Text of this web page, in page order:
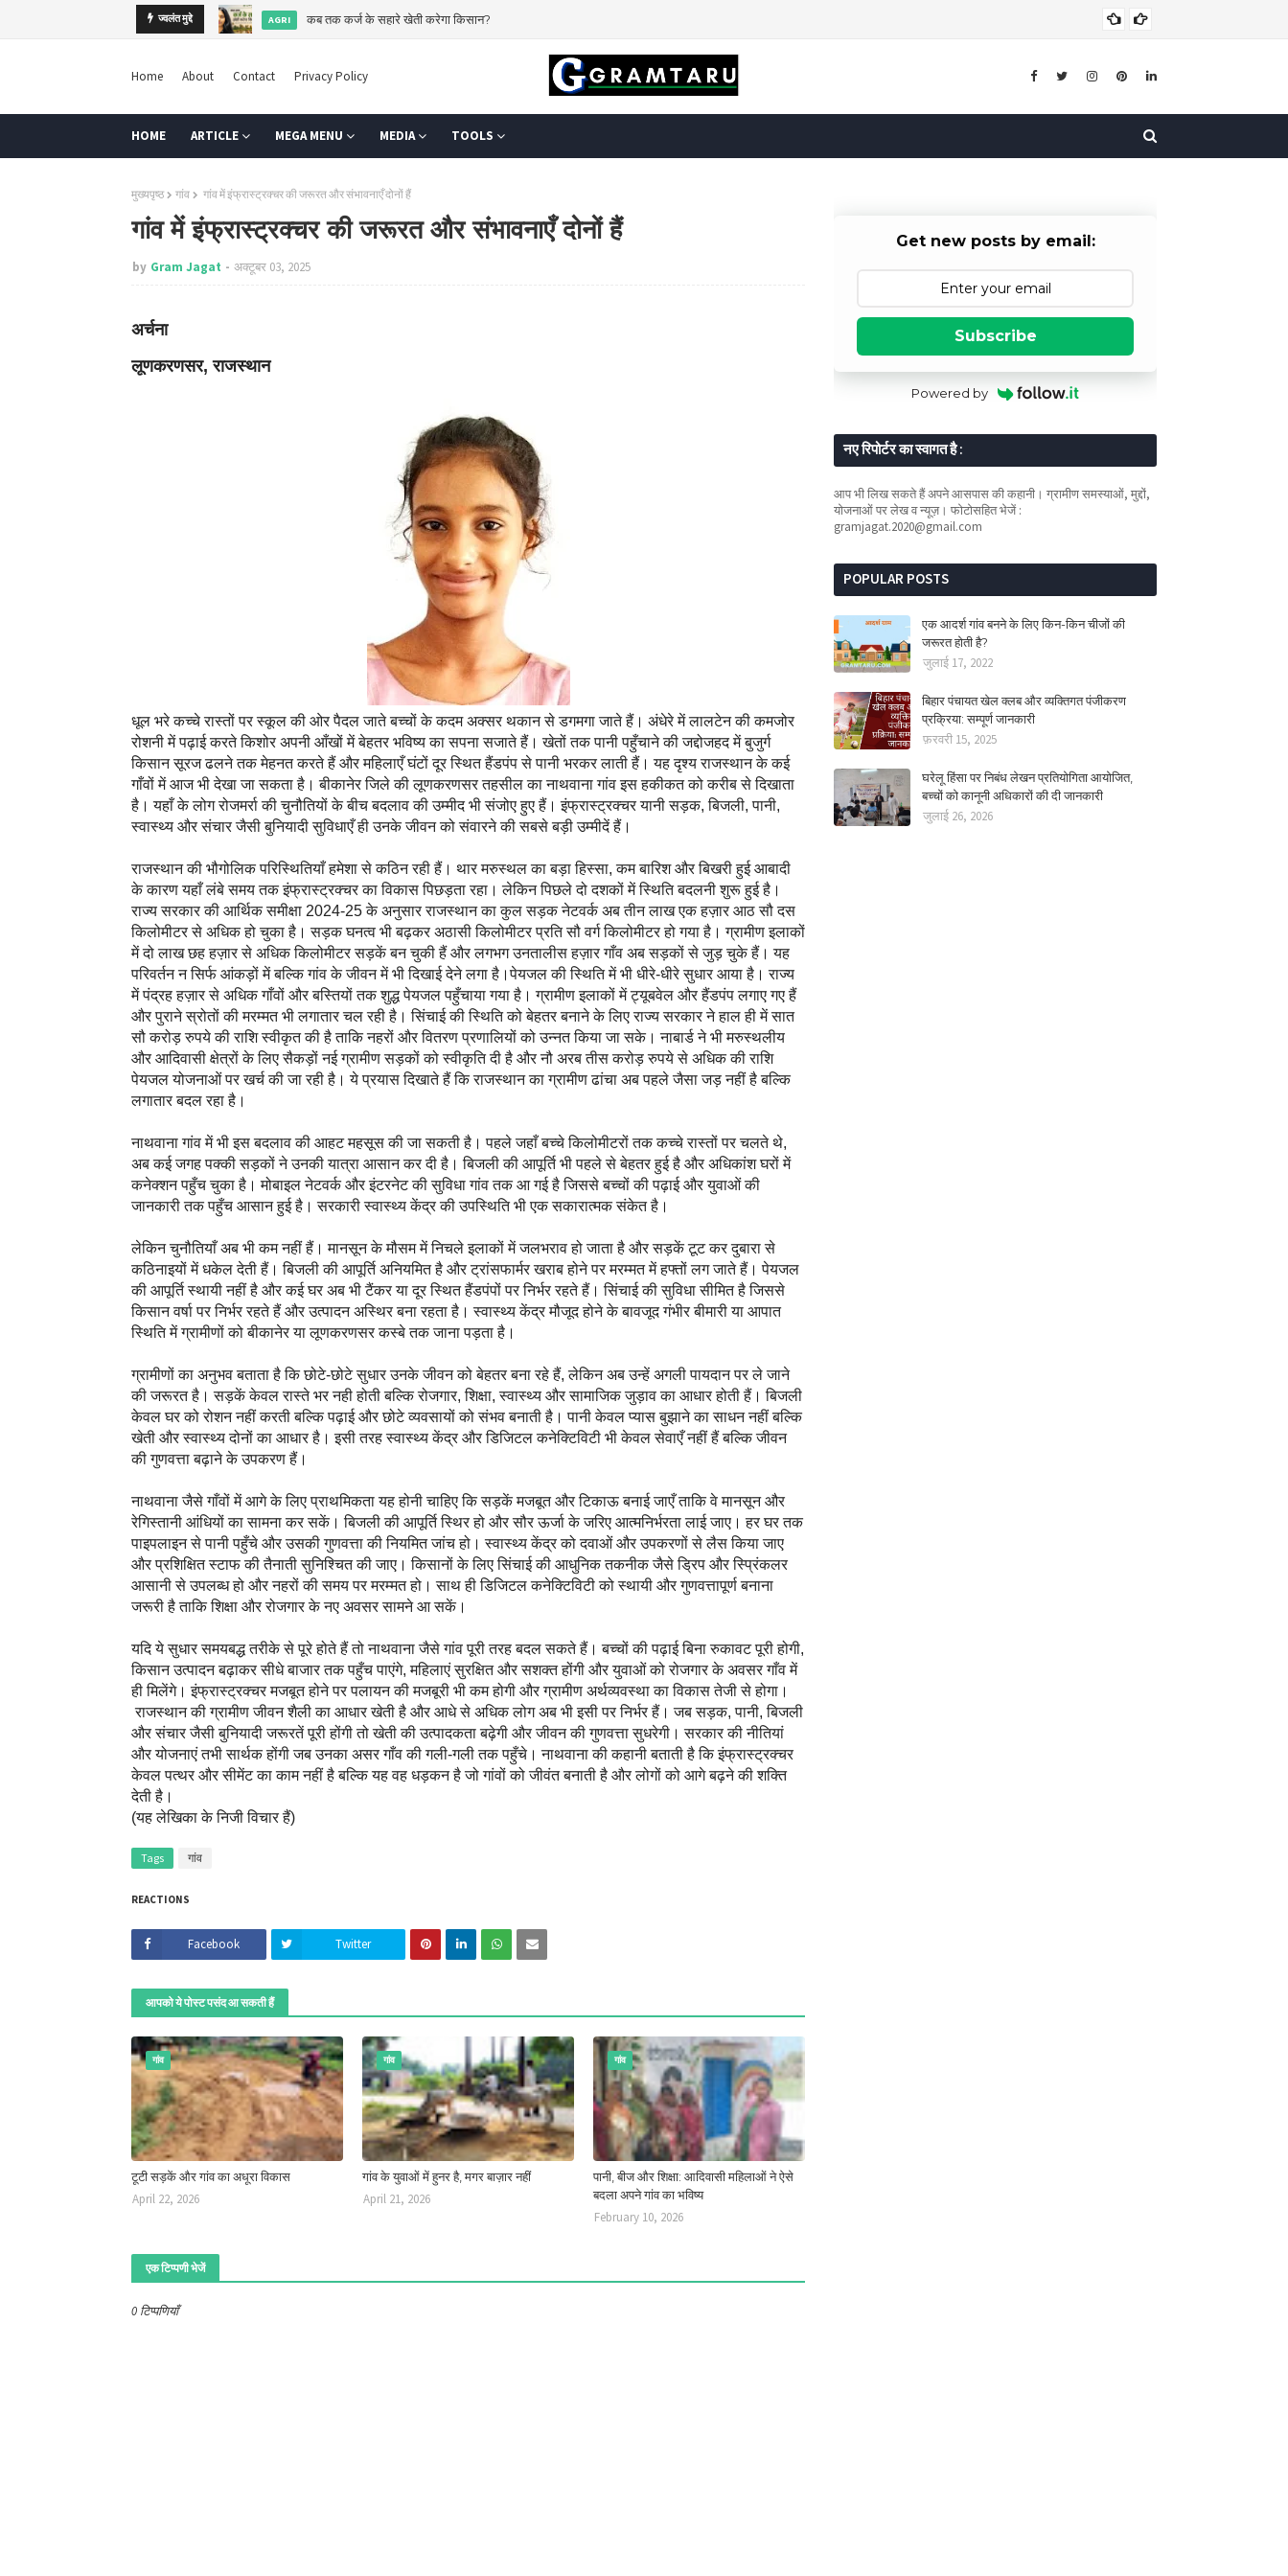
ज्वलंत मुद्दे
AGRI कब तक कर्ज के सहारे खेती करेगा किसान?
Home About Contact Privacy Policy
HOME ARTICLE MEGA MENU MEDIA TOOLS
मुख्यपृष्ठ गांव गांव में इंफ्रास्ट्रक्चर की जरूरत और संभावनाएँ दोनों हैं
गांव में इंफ्रास्ट्रक्चर की जरूरत और संभावनाएँ दोनों हैं
by Gram Jagat अक्टूबर 03, 2025
अर्चना
लूणकरणसर, राजस्थान
धूल भरे कच्चे रास्तों पर स्कूल की ओर पैदल जाते बच्चों के कदम अक्सर थकान से डगमगा जाते हैं। अंधेरे में लालटेन की कमजोर
रोशनी में पढ़ाई करते किशोर अपनी आँखों में बेहतर भविष्य का सपना सजाते हैं। खेतों तक पानी पहुँचाने की जद्दोजहद में बुजुर्ग
किसान सूरज ढलने तक मेहनत करते हैं और महिलाएँ घंटों दूर स्थित हैंडपंप से पानी भरकर लाती हैं। यह दृश्य राजस्थान के कई
गाँवों में आज भी देखा जा सकता है। बीकानेर जिले की लूणकरणसर तहसील का नाथवाना गांव इस हकीकत को करीब से दिखाता
है। यहाँ के लोग रोजमर्रा की चुनौतियों के बीच बदलाव की उम्मीद भी संजोए हुए हैं। इंफ्रास्ट्रक्चर यानी सड़क, बिजली, पानी,
स्वास्थ्य और संचार जैसी बुनियादी सुविधाएँ ही उनके जीवन को संवारने की सबसे बड़ी उम्मीदें हैं।
राजस्थान की भौगोलिक परिस्थितियाँ हमेशा से कठिन रही हैं। थार मरुस्थल का बड़ा हिस्सा, कम बारिश और बिखरी हुई आबादी
के कारण यहाँ लंबे समय तक इंफ्रास्ट्रक्चर का विकास पिछड़ता रहा। लेकिन पिछले दो दशकों में स्थिति बदलनी शुरू हुई है।
राज्य सरकार की आर्थिक समीक्षा 2024-25 के अनुसार राजस्थान का कुल सड़क नेटवर्क अब तीन लाख एक हज़ार आठ सौ दस
किलोमीटर से अधिक हो चुका है। सड़क घनत्व भी बढ़कर अठासी किलोमीटर प्रति सौ वर्ग किलोमीटर हो गया है। ग्रामीण इलाकों
में दो लाख छह हज़ार से अधिक किलोमीटर सड़कें बन चुकी हैं और लगभग उनतालीस हज़ार गाँव अब सड़कों से जुड़ चुके हैं। यह
परिवर्तन न सिर्फ आंकड़ों में बल्कि गांव के जीवन में भी दिखाई देने लगा है।पेयजल की स्थिति में भी धीरे-धीरे सुधार आया है। राज्य
में पंद्रह हज़ार से अधिक गाँवों और बस्तियों तक शुद्ध पेयजल पहुँचाया गया है। ग्रामीण इलाकों में ट्यूबवेल और हैंडपंप लगाए गए हैं
और पुराने स्रोतों की मरम्मत भी लगातार चल रही है। सिंचाई की स्थिति को बेहतर बनाने के लिए राज्य सरकार ने हाल ही में सात
सौ करोड़ रुपये की राशि स्वीकृत की है ताकि नहरों और वितरण प्रणालियों को उन्नत किया जा सके। नाबार्ड ने भी मरुस्थलीय
और आदिवासी क्षेत्रों के लिए सैकड़ों नई ग्रामीण सड़कों को स्वीकृति दी है और नौ अरब तीस करोड़ रुपये से अधिक की राशि
पेयजल योजनाओं पर खर्च की जा रही है। ये प्रयास दिखाते हैं कि राजस्थान का ग्रामीण ढांचा अब पहले जैसा जड़ नहीं है बल्कि
लगातार बदल रहा है।
नाथवाना गांव में भी इस बदलाव की आहट महसूस की जा सकती है। पहले जहाँ बच्चे किलोमीटरों तक कच्चे रास्तों पर चलते थे,
अब कई जगह पक्की सड़कों ने उनकी यात्रा आसान कर दी है। बिजली की आपूर्ति भी पहले से बेहतर हुई है और अधिकांश घरों में
कनेक्शन पहुँच चुका है। मोबाइल नेटवर्क और इंटरनेट की सुविधा गांव तक आ गई है जिससे बच्चों की पढ़ाई और युवाओं की
जानकारी तक पहुँच आसान हुई है। सरकारी स्वास्थ्य केंद्र की उपस्थिति भी एक सकारात्मक संकेत है।
लेकिन चुनौतियाँ अब भी कम नहीं हैं। मानसून के मौसम में निचले इलाकों में जलभराव हो जाता है और सड़कें टूट कर दुबारा से
कठिनाइयों में धकेल देती हैं। बिजली की आपूर्ति अनियमित है और ट्रांसफार्मर खराब होने पर मरम्मत में हफ्तों लग जाते हैं। पेयजल
की आपूर्ति स्थायी नहीं है और कई घर अब भी टैंकर या दूर स्थित हैंडपंपों पर निर्भर रहते हैं। सिंचाई की सुविधा सीमित है जिससे
किसान वर्षा पर निर्भर रहते हैं और उत्पादन अस्थिर बना रहता है। स्वास्थ्य केंद्र मौजूद होने के बावजूद गंभीर बीमारी या आपात
स्थिति में ग्रामीणों को बीकानेर या लूणकरणसर कस्बे तक जाना पड़ता है।
ग्रामीणों का अनुभव बताता है कि छोटे-छोटे सुधार उनके जीवन को बेहतर बना रहे हैं, लेकिन अब उन्हें अगली पायदान पर ले जाने
की जरूरत है। सड़कें केवल रास्ते भर नही होती बल्कि रोजगार, शिक्षा, स्वास्थ्य और सामाजिक जुड़ाव का आधार होती हैं। बिजली
केवल घर को रोशन नहीं करती बल्कि पढ़ाई और छोटे व्यवसायों को संभव बनाती है। पानी केवल प्यास बुझाने का साधन नहीं बल्कि
खेती और स्वास्थ्य दोनों का आधार है। इसी तरह स्वास्थ्य केंद्र और डिजिटल कनेक्टिविटी भी केवल सेवाएँ नहीं हैं बल्कि जीवन
की गुणवत्ता बढ़ाने के उपकरण हैं।
नाथवाना जैसे गाँवों में आगे के लिए प्राथमिकता यह होनी चाहिए कि सड़कें मजबूत और टिकाऊ बनाई जाएँ ताकि वे मानसून और
रेगिस्तानी आंधियों का सामना कर सकें। बिजली की आपूर्ति स्थिर हो और सौर ऊर्जा के जरिए आत्मनिर्भरता लाई जाए। हर घर तक
पाइपलाइन से पानी पहुँचे और उसकी गुणवत्ता की नियमित जांच हो। स्वास्थ्य केंद्र को दवाओं और उपकरणों से लैस किया जाए
और प्रशिक्षित स्टाफ की तैनाती सुनिश्चित की जाए। किसानों के लिए सिंचाई की आधुनिक तकनीक जैसे ड्रिप और स्प्रिंकलर
आसानी से उपलब्ध हो और नहरों की समय पर मरम्मत हो। साथ ही डिजिटल कनेक्टिविटी को स्थायी और गुणवत्तापूर्ण बनाना
जरूरी है ताकि शिक्षा और रोजगार के नए अवसर सामने आ सकें।
यदि ये सुधार समयबद्ध तरीके से पूरे होते हैं तो नाथवाना जैसे गांव पूरी तरह बदल सकते हैं। बच्चों की पढ़ाई बिना रुकावट पूरी होगी,
किसान उत्पादन बढ़ाकर सीधे बाजार तक पहुँच पाएंगे, महिलाएं सुरक्षित और सशक्त होंगी और युवाओं को रोजगार के अवसर गाँव में
ही मिलेंगे। इंफ्रास्ट्रक्चर मजबूत होने पर पलायन की मजबूरी भी कम होगी और ग्रामीण अर्थव्यवस्था का विकास तेजी से होगा।
राजस्थान की ग्रामीण जीवन शैली का आधार खेती है और आधे से अधिक लोग अब भी इसी पर निर्भर हैं। जब सड़क, पानी, बिजली
और संचार जैसी बुनियादी जरूरतें पूरी होंगी तो खेती की उत्पादकता बढ़ेगी और जीवन की गुणवत्ता सुधरेगी। सरकार की नीतियां
और योजनाएं तभी सार्थक होंगी जब उनका असर गाँव की गली-गली तक पहुँचे। नाथवाना की कहानी बताती है कि इंफ्रास्ट्रक्चर
केवल पत्थर और सीमेंट का काम नहीं है बल्कि यह वह धड़कन है जो गांवों को जीवंत बनाती है और लोगों को आगे बढ़ने की शक्ति
देती है।
(यह लेखिका के निजी विचार हैं)
Tags गांव
REACTIONS
Facebook Twitter
आपको ये पोस्ट पसंद आ सकती हैं
गांव
टूटी सड़कें और गांव का अधूरा विकास
April 22, 2026
गांव
गांव के युवाओं में हुनर है, मगर बाज़ार नहीं
April 21, 2026
गांव
पानी, बीज और शिक्षा: आदिवासी महिलाओं ने ऐसे
बदला अपने गांव का भविष्य
February 10, 2026
एक टिप्पणी भेजें
0 टिप्पणियाँ
Get new posts by email:
Subscribe
Powered by
नए रिपोर्टर का स्वागत है :
आप भी लिख सकते हैं अपने आसपास की कहानी। ग्रामीण समस्याओं, मुद्दों,
योजनाओं पर लेख व न्यूज़। फोटोसहित भेजें :
gramjagat.2020@gmail.com
POPULAR POSTS
एक आदर्श गांव बनने के लिए किन-किन चीजों की
जरूरत होती है?
जुलाई 17, 2022
बिहार पंचायत खेल क्लब और व्यक्तिगत पंजीकरण
प्रक्रिया: सम्पूर्ण जानकारी
फ़रवरी 15, 2025
घरेलू हिंसा पर निबंध लेखन प्रतियोगिता आयोजित,
बच्चों को कानूनी अधिकारों की दी जानकारी
जुलाई 26, 2026